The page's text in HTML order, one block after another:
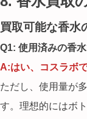
買取可能な香水
Q1: 使用済みの香
A:はい、コスラボ
ただし、使用量が
す。理想的にはボ